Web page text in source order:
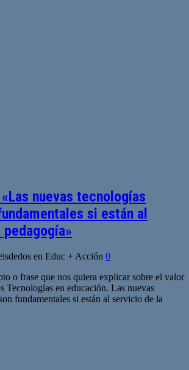
nuevas tecnologías
si están al
en Educ + Acción 0
o frase que nos quiera explicar sobre el valor
Tecnologías en educación. Las nuevas
fundamentales si están al servicio de la